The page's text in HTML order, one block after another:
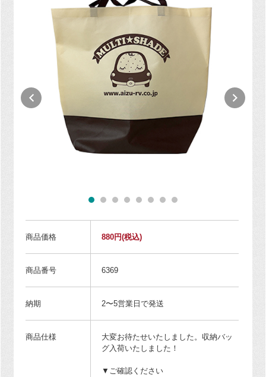
商品価格 880円(税込)
商品番号 6369
納期 2〜5営業日で発送
商品仕様
大変お待たせいたしました。収納バッ
グ入荷いたしました！
▼ご確認ください